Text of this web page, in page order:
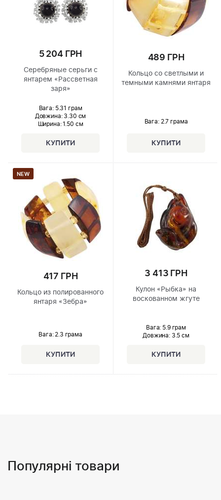
5 204 ГРН
Серебряные серьги с
янтарем «Рассветная
заря»
Вага: 5.31 грам
Довжина:3.30 см
Ширина: 1.50 см
489 ГРН
Кольцо со светлыми и
темными камнями янтаря
Вага: 2.7 грама
NEW
417 ГРН
Кольцо из полированного
янтаря «Зебра»
Вага: 2.3 грама
3 413 ГРН
Кулон «Рыбка» на
воскованном жгуте
Вага: 5.9 грам
Довжина:3.5 см
Популярні товари